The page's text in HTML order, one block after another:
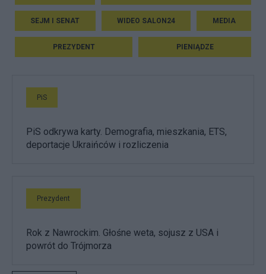
SEJM I SENAT WIDEO SALON24 MEDIA
PREZYDENT PIENIĄDZE
PiS
PiS odkrywa karty. Demografia, mieszkania, ETS,
deportacje Ukraińców i rozliczenia
Prezydent
Rok z Nawrockim. Głośne weta, sojusz z USA i
powrót do Trójmorza